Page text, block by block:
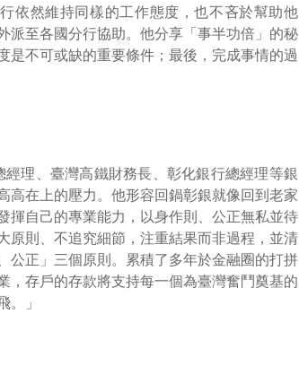
依然維持同樣的工作態度，也不吝於幫助他
派至各國分行協助。他分享「事半功倍」的秘
是不可或缺的重要條件；最後，完成事情的過
理、臺灣高鐵財務長、彰化銀行總經理等銀
高在上的壓力。他形容回鍋彰銀就像回到老家
揮自己的專業能力，以身作則、公正無私並待
原則、不追究細節，注重結果而非過程，並清
公正」三個原則。累積了多年於金融圈的打拼
，存戶的存款將支持每一個為臺灣奮鬥奠基的
。」